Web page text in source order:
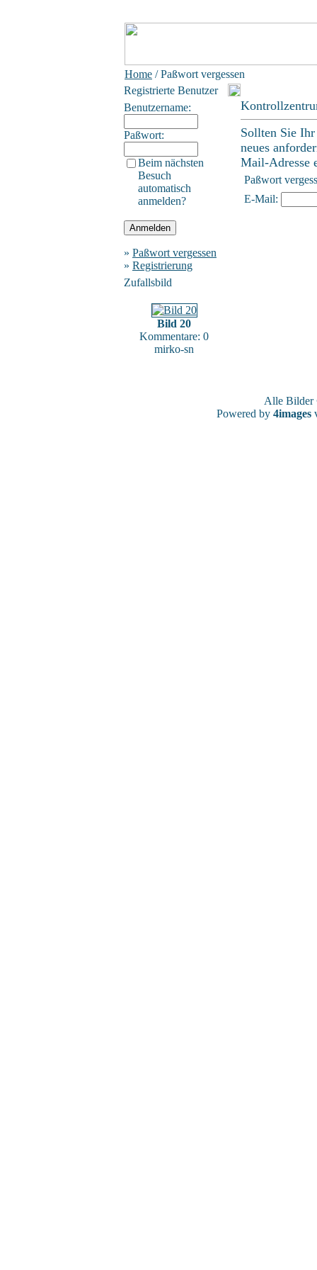
Home / Paßwort vergessen
Registrierte Benutzer
Benutzername:
Paßwort:
Beim nächsten
Besuch
automatisch
anmelden?
» Paßwort vergessen
» Registrierung
Zufallsbild
Bild 20
Kommentare: 0
mirko-sn
Sollten Sie
neues
Mail-Adresse
Paßwort
E-Mail:
Alle
Powered by 4images